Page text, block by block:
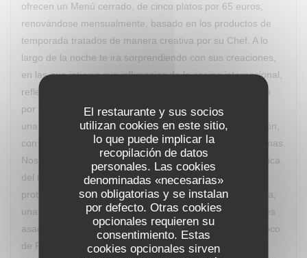
El restaurante y sus socios
utilizan cookies en este sitio,
lo que puede implicar la
recopilación de datos
personales. Las cookies
denominadas «necesarias»
son obligatorias y se instalan
por defecto. Otras cookies
opcionales requieren su
consentimiento. Estas
cookies opcionales sirven
ofrecen un Menú cerrado, de cinco platos por 65 euros,
renovándose mensualmente, basado en los productos de
temporada tratados de manera creativa por su Chef. A lo
largo de la noche te irá sorprendiendo con sus creaciones,
en las que intuyes sus influencias de la cocina internacional,
reflejando su formación, trabajo de investigación y pasión
por la cocina. La salida de cada plato es acompañada de
una detallada explicación de los ingredientes y elaboración,
con lo que vas descubriendo los múltiples sabores y aromas.
Nos deleitamos con “Le Dubarry revisité” una crema clásica
del recetario francés reinterpretada y con la coliflor como
protagonista, “Sur le Banc d’Arguin” un guiño a Mauritania,
una ensalada de quinoa, mousse de foie gras y calamares
asados con caldo yodado, “Fricassée de Saint-Jaques coco
de Paimpol” una particular interpretación de un plato